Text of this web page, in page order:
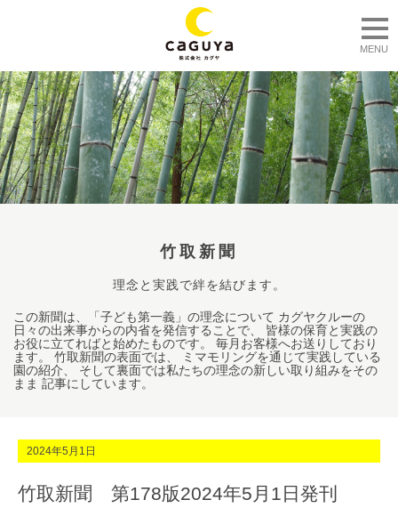
MENU
竹取新聞
理念と実践で絆を結びます。
この新聞は、「子ども第一義」の理念について カグヤクルーの
日々の出来事からの内省を発信することで、 皆様の保育と実践の
お役に立てればと始めたものです。 毎月お客様へお送りしており
ます。 竹取新聞の表面では、 ミマモリングを通じて実践している
園の紹介、 そして裏面では私たちの理念の新しい取り組みをその
まま 記事にしています。
2024年5月1日
竹取新聞 第178版2024年5月1日発刊